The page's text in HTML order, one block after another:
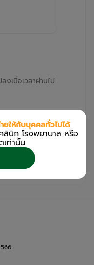
งเมื่อเวลาผ่านไป
นิก และโรง
ยให้กับบุคคลทั่วไปได้
ลินิก โรงพยาบาล หรือ
ท่านััน